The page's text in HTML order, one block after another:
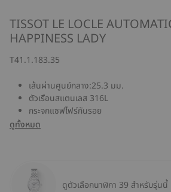
TISSOT LE LOCLE
HAPPINESS LADY
T41.1.183.35
เส้นผ่านศูนย์กลาง:25.3 มม.
ตัวเรือนสแตนเลส 316L
กระจกแซฟไฟร์กันรอย
ดูทั้งหมด
ดูตัวเลือกนาฬิกา 39 สำหรับรุ่นนี้